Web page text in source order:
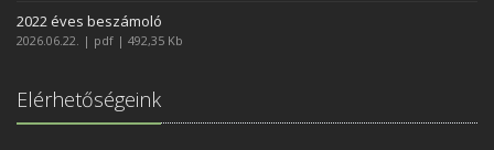
2022 éves beszámoló
2026.06.22. | pdf | 492,35 Kb
Elérhetőségeink